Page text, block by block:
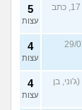
(סתם מישהו, בן 17, כתב
5
עצות
כתב ב-29/07/26
4
עצות
(ג'וני, בן
4
עצות